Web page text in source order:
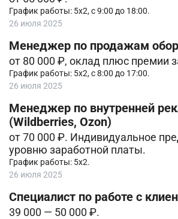
График работы: 5х2, с 9:00 до 18:00.
26 июля 2025
Менеджер по продажам
от 80 000 ₽, оклад плюс премии
График работы: 5х2, с 8:00 до 17:00.
26 июля 2025
Менеджер по внутренней
(Wildberries, Ozon)
от 70 000 ₽. Индивидуальное
уровню заработной платы.
График работы: 5х2.
26 июля 2025
Специалист по работе с
39 000 — 50 000 ₽.